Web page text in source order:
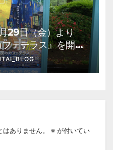
29日（金）より
ェテラス』を開
・博物館 混雑情
ありません。 ※ が付いてい